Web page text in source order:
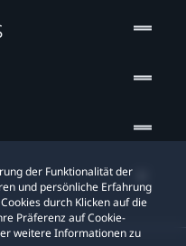
der Funktionalität der
und persönliche Erfahrung
durch Klicken auf die
Präferenz auf Cookie-
weitere Informationen zu